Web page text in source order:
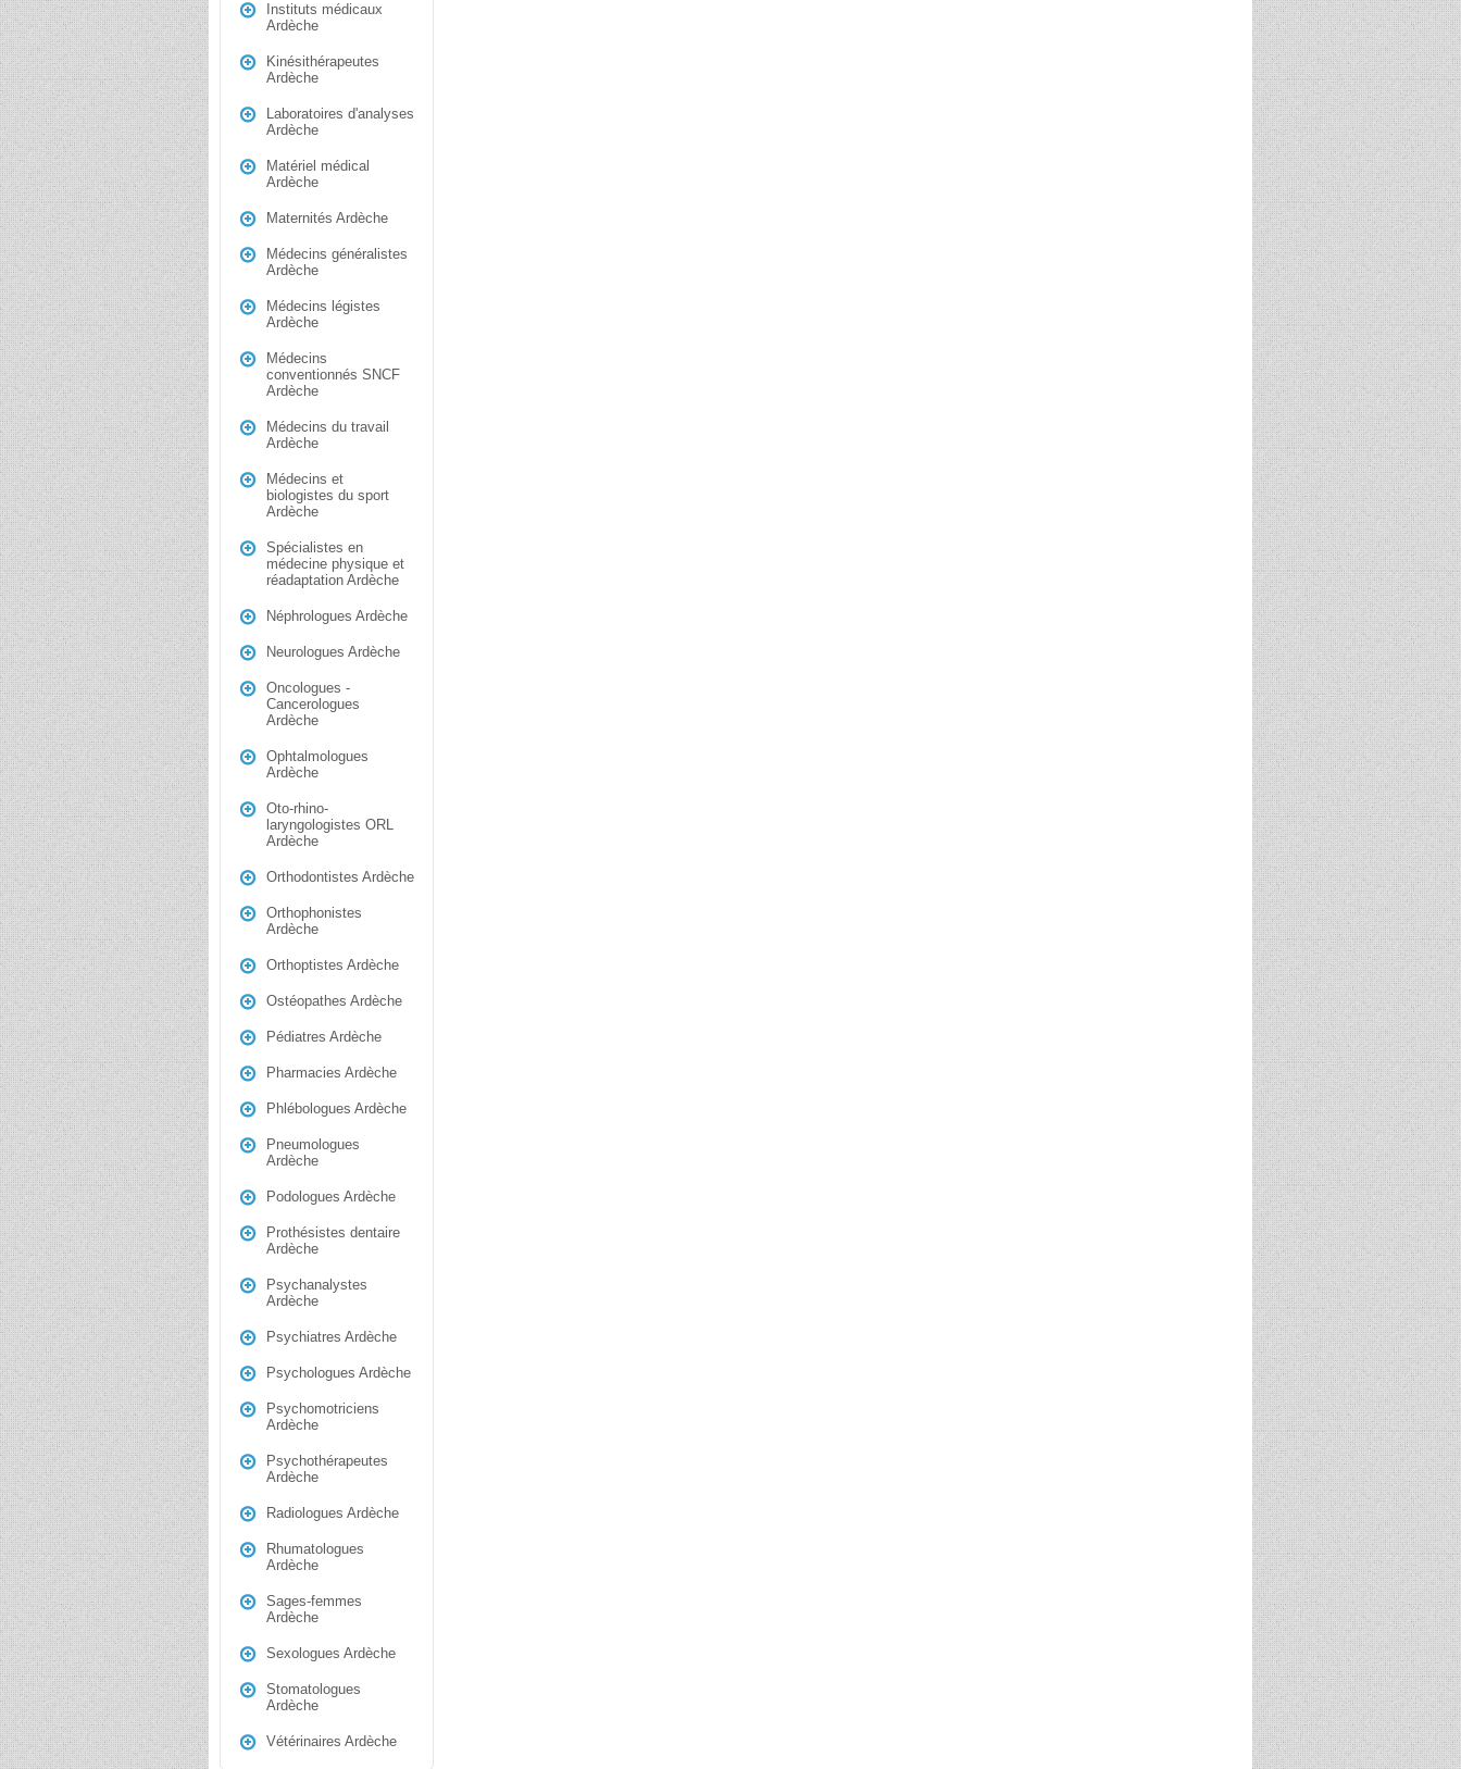
Instituts médicaux
Ardèche
Kinésithérapeutes
Ardèche
Laboratoires d'analyses
Ardèche
Matériel médical
Ardèche
Maternités Ardèche
Médecins généralistes
Ardèche
Médecins légistes
Ardèche
Médecins
conventionnés SNCF
Ardèche
Médecins du travail
Ardèche
Médecins et
biologistes du sport
Ardèche
Spécialistes en
médecine physique et
réadaptation Ardèche
Néphrologues Ardèche
Neurologues Ardèche
Oncologues -
Cancerologues
Ardèche
Ophtalmologues
Ardèche
Oto-rhino-
laryngologistes ORL
Ardèche
Orthodontistes Ardèche
Orthophonistes
Ardèche
Orthoptistes Ardèche
Ostéopathes Ardèche
Pédiatres Ardèche
Pharmacies Ardèche
Phlébologues Ardèche
Pneumologues
Ardèche
Podologues Ardèche
Prothésistes dentaire
Ardèche
Psychanalystes
Ardèche
Psychiatres Ardèche
Psychologues Ardèche
Psychomotriciens
Ardèche
Psychothérapeutes
Ardèche
Radiologues Ardèche
Rhumatologues
Ardèche
Sages-femmes
Ardèche
Sexologues Ardèche
Stomatologues
Ardèche
Vétérinaires Ardèche